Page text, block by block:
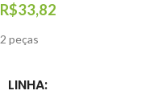
R$33,82
2 peças
LINHA: